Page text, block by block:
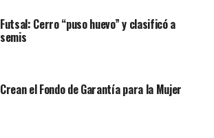
Futsal: Cerro “puso huevo” y clasificó a
semis
Crean el Fondo de Garantía para la Mujer